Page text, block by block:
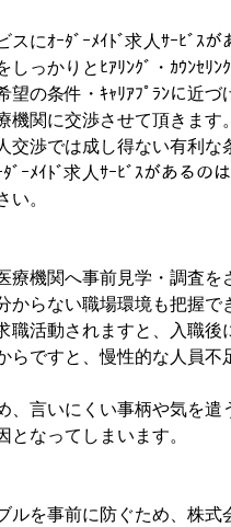
にｵｰﾀﾞｰﾒｲﾄﾞ求人ｻｰﾋﾞｽが
っかりとﾋｱﾘﾝｸﾞ・ｶｳﾝｾﾘﾝｸ
望の条件・ｷｬﾘｱﾌﾟﾗﾝに近づ
機関に交渉させて頂きます。
交渉では成し得ない有利な
ﾞｰﾒｲﾄﾞ求人ｻｰﾋﾞｽがあるの
。
療機関へ事前見学・調査を
からない職場環境も把握で
職活動されますと、入職後
らですと、慢性的な人員
、言いにくい事柄や気を遣
となってしまいます。
ルを事前に防ぐため、株式